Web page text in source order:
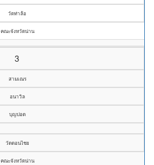
วัดท่าล้อ
คณะจังหวัดน่าน
3
สามเณร
อนาวิล
บุญปอด
วัดดอนไชย
คณะจังหวัดน่าน